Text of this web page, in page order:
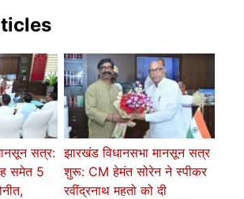
सत्र:
समेत 5
झारखंड विधानसभा मानसून सत्र
शुरू: CM हेमंत सोरेन ने स्पीकर
रवींद्रनाथ महतो को दी